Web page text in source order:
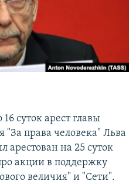
суток арест главы
права человека" Льва
арестован на 25 суток
акции в поддержку
величия" и "Сети".